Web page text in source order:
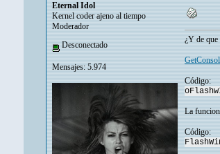
Eternal Idol
Kernel coder ajeno al tiempo
Moderador
Desconectado
Mensajes: 5.974
¿Y de que
Código:
La
Código: